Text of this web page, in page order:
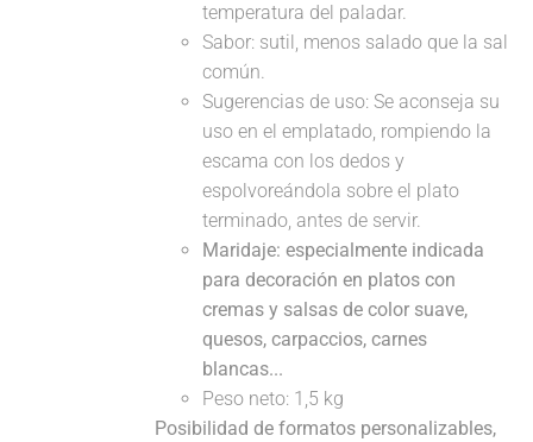
temperatura del paladar.
Sabor: sutil, menos salado que la sal
común.
Sugerencias de uso: Se aconseja su
uso en el emplatado, rompiendo la
escama con los dedos y
espolvoreándola sobre el plato
terminado, antes de servir.
Maridaje: especialmente indicada
para decoración en platos con
cremas y salsas de color suave,
quesos, carpaccios, carnes
blancas...
Peso neto: 1,5 kg
Posibilidad de formatos personalizables,